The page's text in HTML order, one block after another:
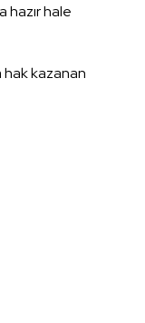
hazır hale
hak kazanan